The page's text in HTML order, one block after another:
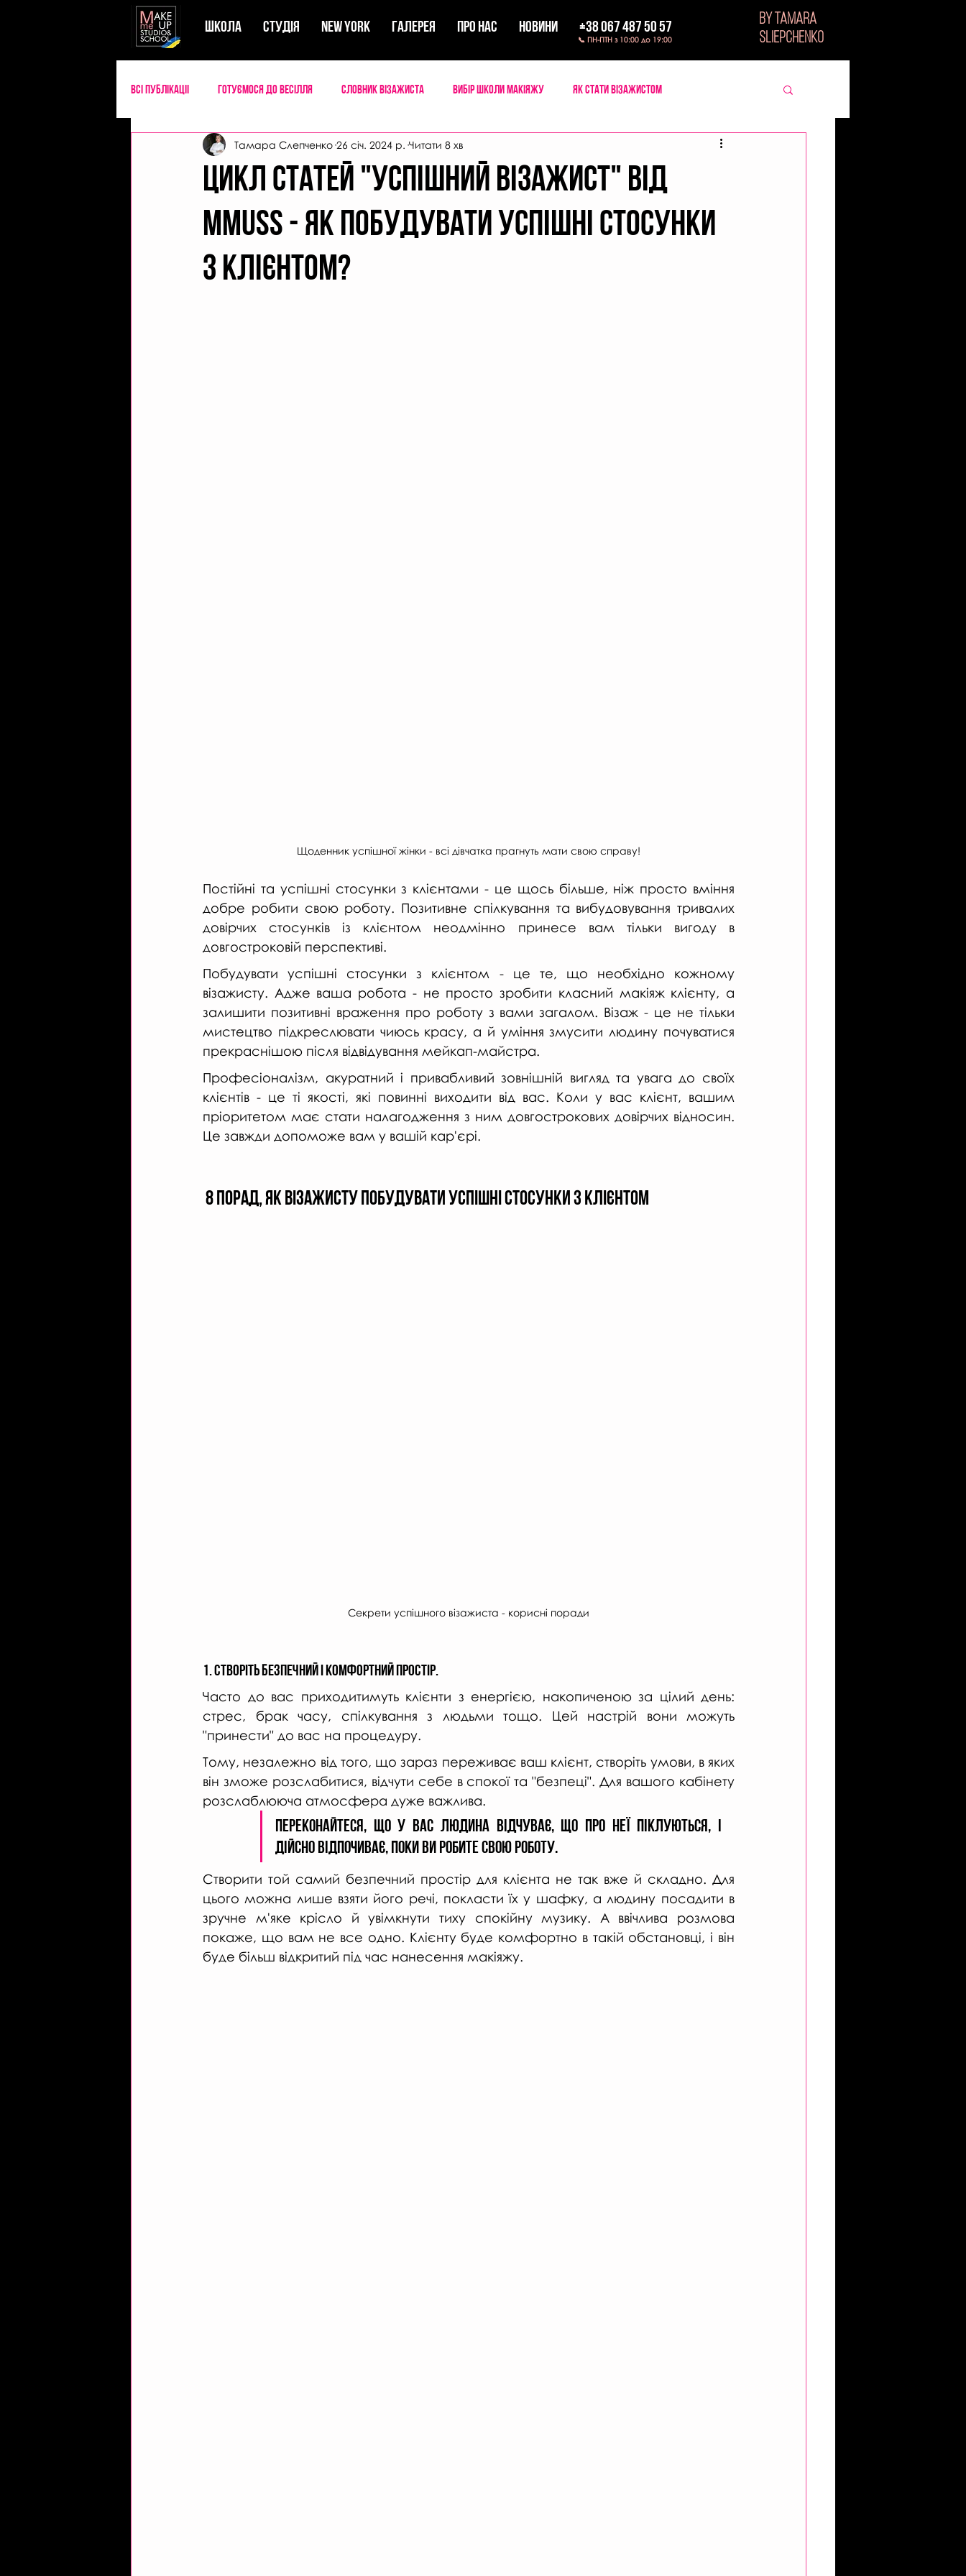
ШКОЛА СТУДIЯ New York ГАЛЕРЕЯ ПРО НАС НОВИНИ +38 067 487 50 57
📞 ПН-ПТН з 10:00 до 19:00
BY TAMARA
SLIEPCHENKO
Всі публікаціі Готуємося до весілля Словник візажиста Вибір школи макіяжу Як стати візажистом
Успішний майстер б'юті Секрети мейкап Мандри візажиста
Цикл статей "Успішний візажист" від
MMUSS - Як побудувати успішні стосунки
з клієнтом?
Тамара Слепченко 26 січ. 2024 р. Читати 8 хв
Щоденник успішної жінки - всі дівчатка прагнуть мати свою справу!
Постійні та успішні стосунки з клієнтами - це щось більше, ніж просто вміння
добре робити свою роботу. Позитивне спілкування та вибудовування тривалих
довірчих стосунків із клієнтом неодмінно принесе вам тільки вигоду в
довгостроковій перспективі.
Побудувати успішні стосунки з клієнтом - це те, що необхідно кожному
візажисту. Адже ваша робота - не просто зробити класний макіяж клієнту, а
залишити позитивні враження про роботу з вами загалом. Візаж - це не тільки
мистецтво підкреслювати чиюсь красу, а й уміння змусити людину почуватися
прекраснішою після відвідування мейкап-майстра.
Професіоналізм, акуратний і привабливий зовнішній вигляд та увага до своїх
клієнтів - це ті якості, які повинні виходити від вас. Коли у вас клієнт, вашим
пріоритетом має стати налагодження з ним довгострокових довірчих відносин.
Це завжди допоможе вам у вашій кар'єрі.
8 порад, ЯК візажисту побудувати успішні стосунки з клієнтом
Секрети успішного візажиста - корисні поради
1. Створіть безпечний і комфортний простір.
Часто до вас приходитимуть клієнти з енергією, накопиченою за цілий день:
стрес, брак часу, спілкування з людьми тощо. Цей настрій вони можуть
"принести" до вас на процедуру.
Тому, незалежно від того, що зараз переживає ваш клієнт, створіть умови, в яких
він зможе розслабитися, відчути себе в спокої та "безпеці". Для вашого кабінету
розслаблююча атмосфера дуже важлива.
Переконайтеся, що у вас людина відчуває, що про неї піклуються, і
дійсно відпочиває, поки ви робите свою роботу.
Створити той самий безпечний простір для клієнта не так вже й складно. Для
цього можна лише взяти його речі, покласти їх у шафку, а людину посадити в
зручне м'яке крісло й увімкнути тиху спокійну музику. А ввічлива розмова
покаже, що вам не все одно. Клієнту буде комфортно в такій обстановці, і він
буде більш відкритий під час нанесення макіяжу.